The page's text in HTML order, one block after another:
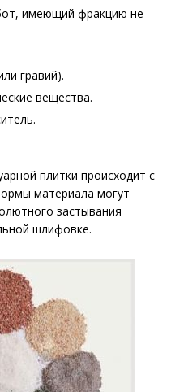
имеющий фракцию не
гравий).
вещества.
плитки происходит с
материала могут
застывания
шлифовке.